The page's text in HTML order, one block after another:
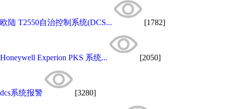
欧陆 T2550自治控制系统(DCS... [1782]
Honeywell Experion PKS 系统... [2050]
dcs系统报警 [3280]